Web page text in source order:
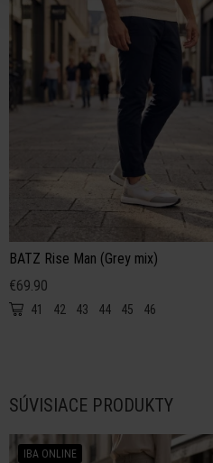
BATZ Rise Man (Grey mix)
€69.90
41 42 43 44 45 46
SÚVISIACE PRODUKTY
IBA ONLINE